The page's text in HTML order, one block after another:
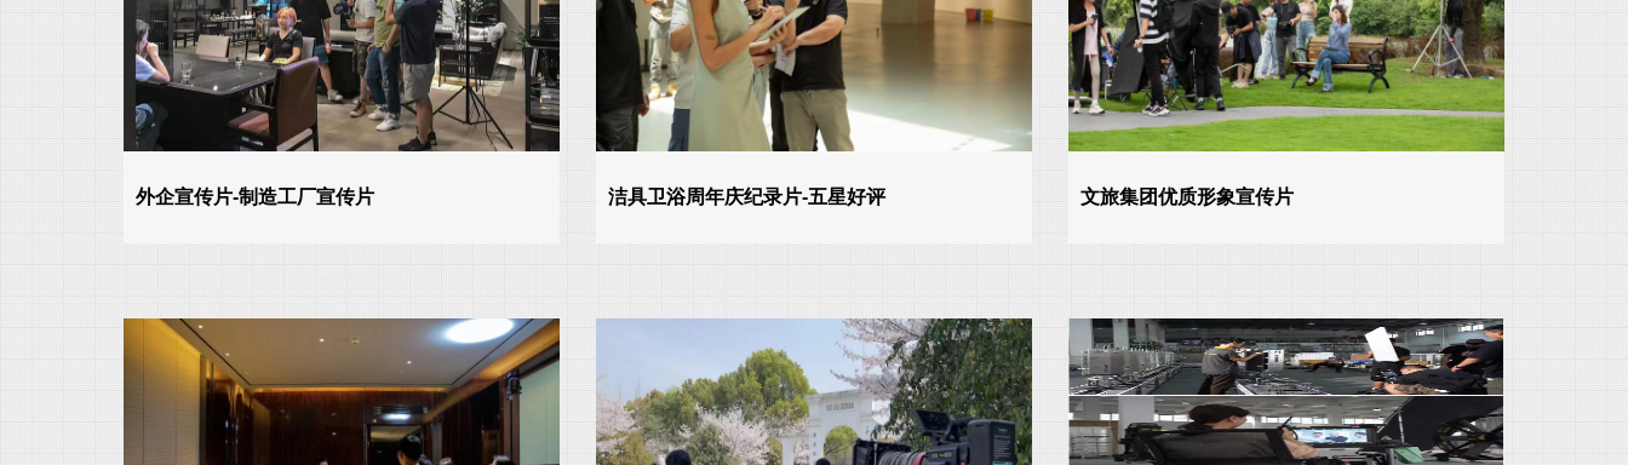
外企宣传片-制造工厂宣传片 洁具卫浴周年庆纪录片-五星好评 文旅集团优质形象宣传片